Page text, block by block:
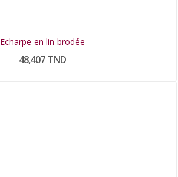
Echarpe en lin brodée
48,407 TND